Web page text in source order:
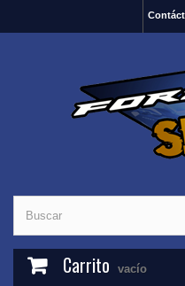
Carrito vacío